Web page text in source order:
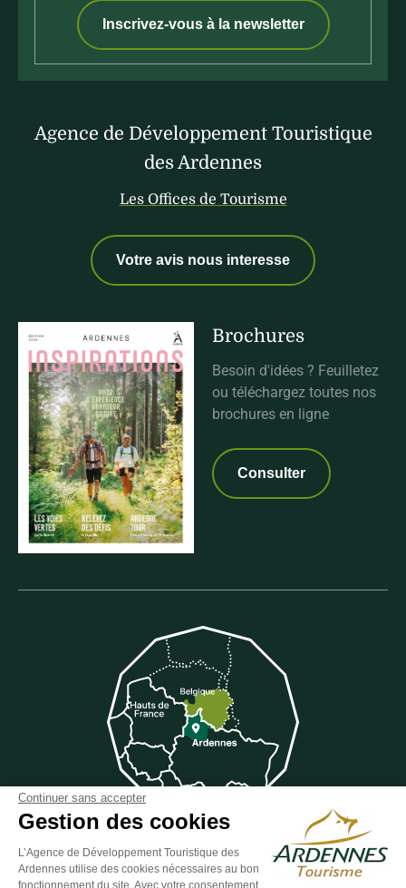
Inscrivez-vous à la newsletter
Agence de Développement Touristique
des Ardennes
Les Offices de Tourisme
Votre avis nous interesse
Brochures
Besoin d'idées ? Feuilletez
ou téléchargez toutes nos
brochures en ligne
Consulter
Suivez-nous sur Facebook
Suivez-nous sur Instagram
Suivez-nous sur Youtube
Suivez-nous sur
Suivez-nous
Continuer sans accepter
Gestion des cookies
L’Agence de Développement Touristique des
Ardennes utilise des cookies nécessaires au bon
fonctionnement du site. Avec votre consentement,